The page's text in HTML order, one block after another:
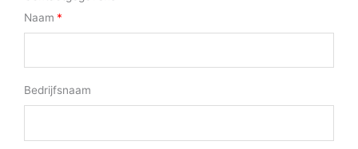
Naam
Bedrijfsnaam